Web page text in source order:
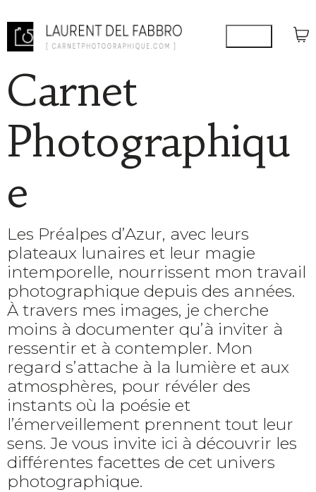
Carnet
Photographiqu
e
Les Préalpes d’Azur, avec leurs
plateaux lunaires et leur magie
intemporelle, nourrissent mon travail
photographique depuis des années.
À travers mes images, je cherche
moins à documenter qu’à inviter à
ressentir et à contempler. Mon
regard s’attache à la lumière et aux
atmosphères, pour révéler des
instants où la poésie et
l’émerveillement prennent tout leur
sens. Je vous invite ici à découvrir les
différentes facettes de cet univers
photographique.